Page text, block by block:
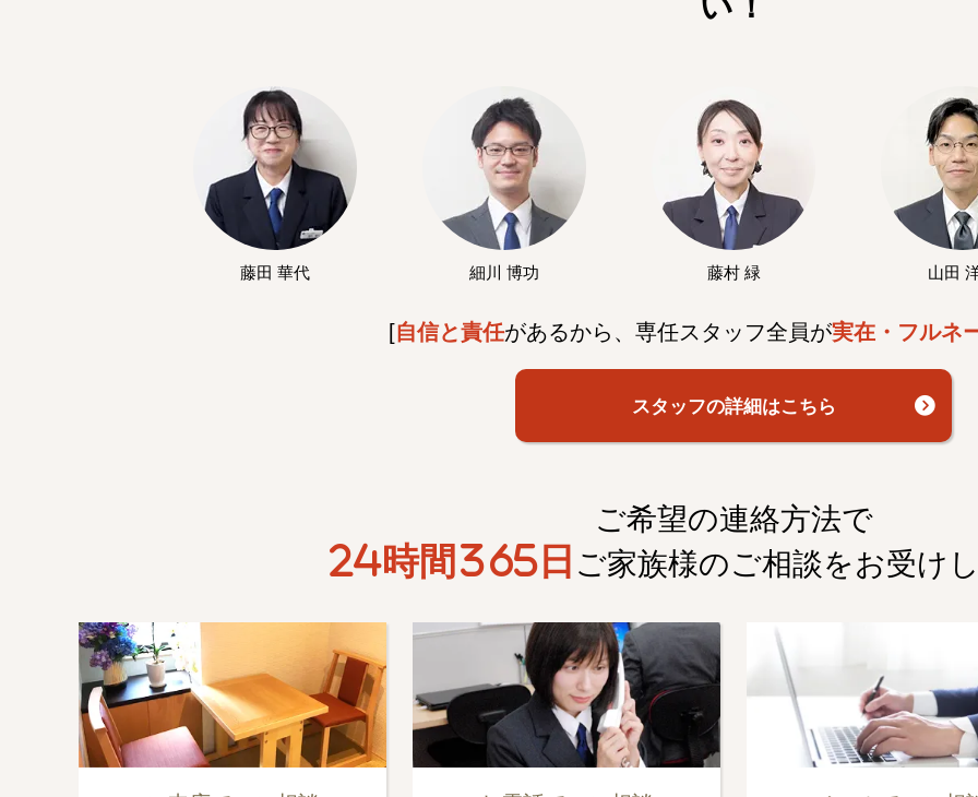
藤田 華代 細川 博功 藤村 緑 山田
[自信と責任があるから、専任スタッフ全員が実在・フルネ
スタッフの詳細はこちら
ご希望の連絡方法で
24時間365日 ご家族様のご相談を お受け